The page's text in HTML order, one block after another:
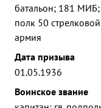
батальон; 181
полк 50
армия
Дата призыва
01.05.1936
Воинское звание